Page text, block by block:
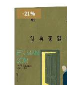
-21%